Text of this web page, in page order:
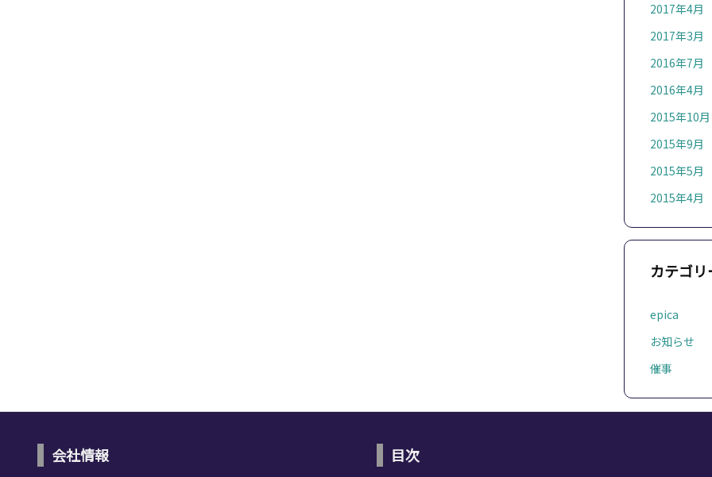
2017年4月
2017年3月
2016年7月
2016年4月
2015年10月
2015年9月
2015年5月
2015年4月
カテゴリ
epica
お知らせ
催事
会社情報 目次